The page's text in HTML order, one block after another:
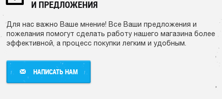
И ПРЕДЛОЖЕНИЯ
Для нас важно Ваше мнение! Все Ваши предложения и
пожелания помогут сделать работу нашего магазина более
эффективной, а процесс покупки легким и удобным.
НАПИСАТЬ НАМ